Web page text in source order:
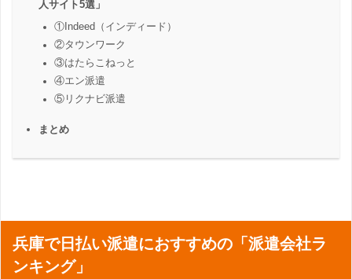
人サイト5選」
①Indeed（インディード）
②タウンワーク
③はたらこねっと
④エン派遣
⑤リクナビ派遣
まとめ
兵庫で日払い派遣におすすめの「派遣会社ラ
ンキング」